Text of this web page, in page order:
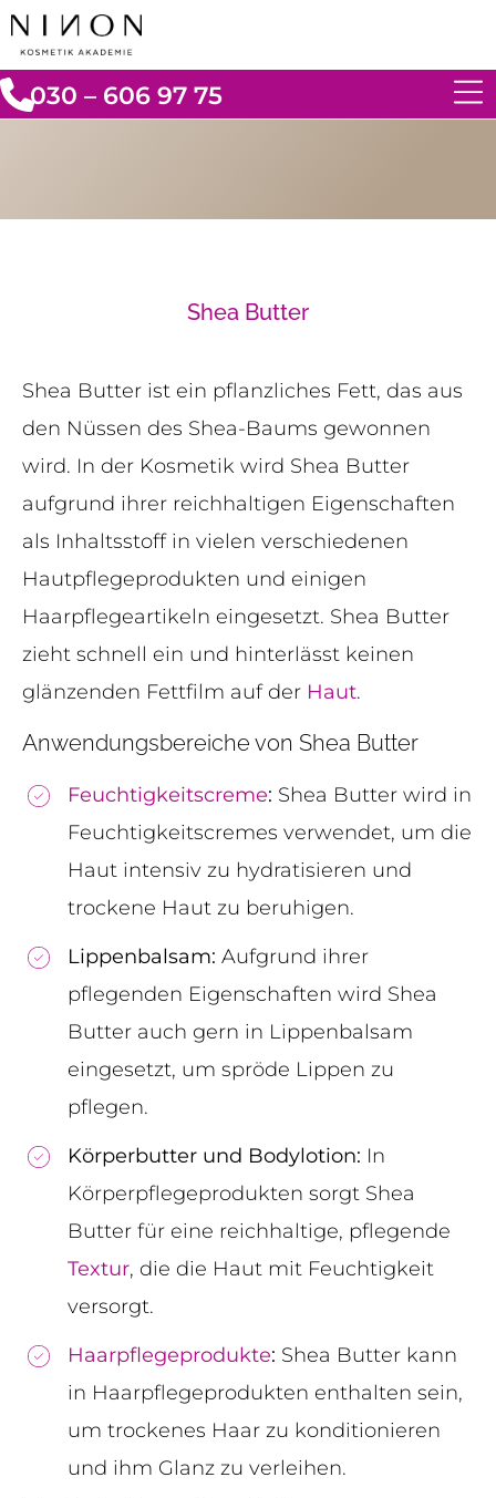
030 – 606 97 75
Shea Butter
Shea Butter ist ein pflanzliches Fett, das aus
den Nüssen des Shea-Baums gewonnen
wird. In der Kosmetik wird Shea Butter
aufgrund ihrer reichhaltigen Eigenschaften
als Inhaltsstoff in vielen verschiedenen
Hautpflegeprodukten und einigen
Haarpflegeartikeln eingesetzt. Shea Butter
zieht schnell ein und hinterlässt keinen
glänzenden Fettfilm auf der Haut.
Anwendungsbereiche von Shea Butter
Feuchtigkeitscreme: Shea Butter wird in
Feuchtigkeitscremes verwendet, um die
Haut intensiv zu hydratisieren und
trockene Haut zu beruhigen.
Lippenbalsam: Aufgrund ihrer
pflegenden Eigenschaften wird Shea
Butter auch gern in Lippenbalsam
eingesetzt, um spröde Lippen zu
pflegen.
Körperbutter und Bodylotion: In
Körperpflegeprodukten sorgt Shea
Butter für eine reichhaltige, pflegende
Textur, die die Haut mit Feuchtigkeit
versorgt.
Haarpflegeprodukte: Shea Butter kann
in Haarpflegeprodukten enthalten sein,
um trockenes Haar zu konditionieren
und ihm Glanz zu verleihen.